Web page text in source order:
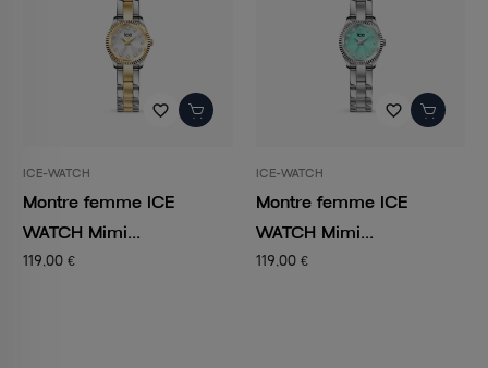
favorite_border
ICE-WATCH
Montre femme ICE
WATCH Mimi...
119,00 €
favorite_border
ICE-WATCH
Montre femme ICE
WATCH Mimi...
119,00 €